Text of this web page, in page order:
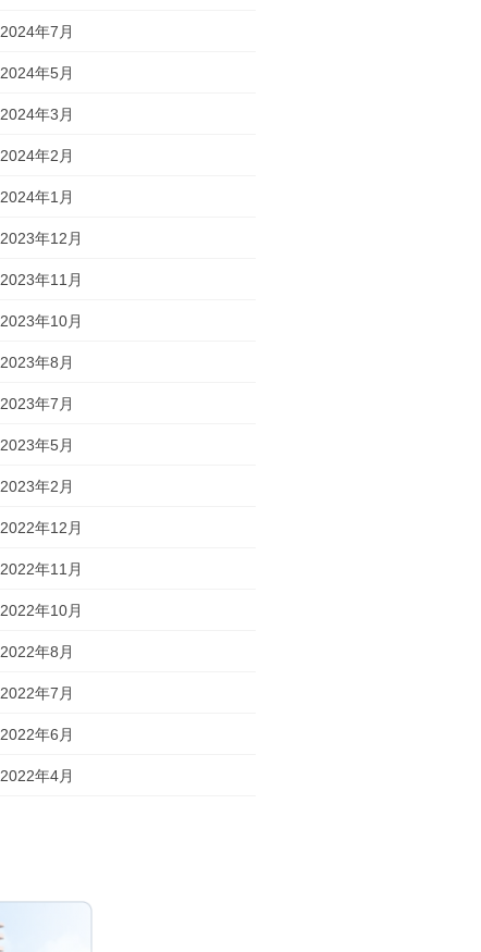
2024年7月
2024年5月
2024年3月
2024年2月
2024年1月
2023年12月
2023年11月
2023年10月
2023年8月
2023年7月
2023年5月
2023年2月
2022年12月
2022年11月
2022年10月
2022年8月
2022年7月
2022年6月
2022年4月